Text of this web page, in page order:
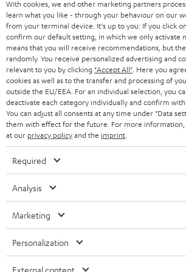
With cookies, we and other marketing partners
learn what you like - through your behaviour on our
from your terminal device. It's up to you: If you click on
confirm our default setting, in which we only activate
means that you will receive recommendations, but
randomly. You receive personalized advertising and
relevant to you by clicking "Accept All" . Here you
cookies as well as to the transfer and processing of
outside the EU/EEA. For an individual selection, you
deactivate each category individually and confirm with
You can adjust all consents at any time under "Data
them with effect for the future. For more information,
at our privacy policyand the imprint
Required
Analysis
Marketing
Personalization
External content